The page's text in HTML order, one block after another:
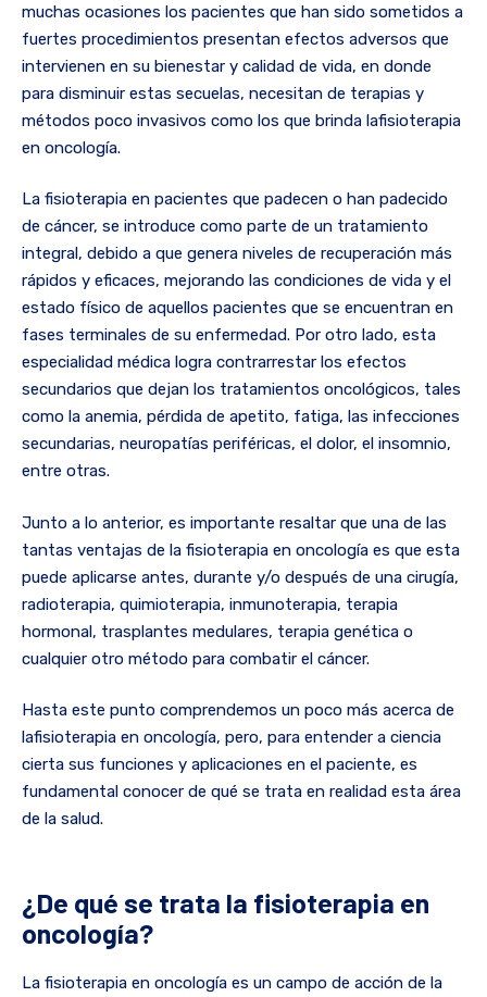
muchas ocasiones los pacientes que han sido sometidos a
fuertes procedimientos presentan efectos adversos que
intervienen en su bienestar y calidad de vida, en donde
para disminuir estas secuelas, necesitan de terapias y
métodos poco invasivos como los que brinda lafisioterapia
en oncología.
La fisioterapia en pacientes que padecen o han padecido
de cáncer, se introduce como parte de un tratamiento
integral, debido a que genera niveles de recuperación más
rápidos y eficaces, mejorando las condiciones de vida y el
estado físico de aquellos pacientes que se encuentran en
fases terminales de su enfermedad. Por otro lado, esta
especialidad médica logra contrarrestar los efectos
secundarios que dejan los tratamientos oncológicos, tales
como la anemia, pérdida de apetito, fatiga, las infecciones
secundarias, neuropatías periféricas, el dolor, el insomnio,
entre otras.
Junto a lo anterior, es importante resaltar que una de las
tantas ventajas de la fisioterapia en oncología es que esta
puede aplicarse antes, durante y/o después de una cirugía,
radioterapia, quimioterapia, inmunoterapia, terapia
hormonal, trasplantes medulares, terapia genética o
cualquier otro método para combatir el cáncer.
Hasta este punto comprendemos un poco más acerca de
lafisioterapia en oncología, pero, para entender a ciencia
cierta sus funciones y aplicaciones en el paciente, es
fundamental conocer de qué se trata en realidad esta área
de la salud.
¿De qué se trata la fisioterapia en
oncología?
La fisioterapia en oncología es un campo de acción de la